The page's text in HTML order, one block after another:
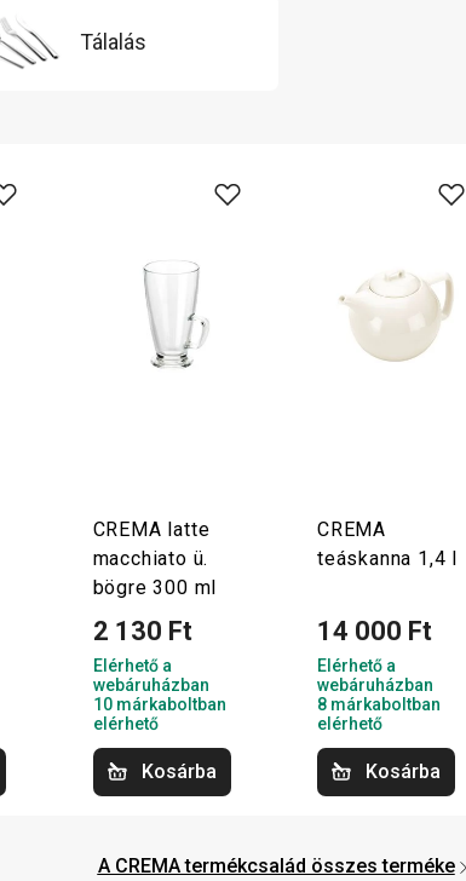
Tálalás
CREMA latte
macchiato ü.
bögre 300 ml
2 130 Ft
Elérhető a
webáruházban
10 márkaboltban
elérhető
Kosárba
CREMA
teáskanna 1,4 l
14 000 Ft
Elérhető a
webáruházban
8 márkaboltban
elérhető
Kosárba
A CREMA termékcsalád összes terméke